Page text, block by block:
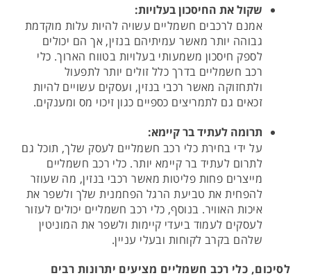
שקולאת החיסכוןבעלויות:
אמנם לרכבים חשמליים עשויה להיות עלות מוקדמת
גבוהה יותר מאשר עמיתיהם בנזין, אך הם יכולים
לספק חיסכון משמעותי בעלויות בטווח הארוך. כלי
רכב חשמליים בדרך כלל זולים יותר לתפעול
ולתחזוקה מאשר רכבי בנזין, ועסקים עשויים להיות
זכאים גם לתמריצים כספיים כגון זיכוי מס ומענקים.
תרומה לעתידברקיימא:
על ידי בחירת כלי רכב חשמליים לעסק שלך, תוכל גם
לתרום לעתיד בר קיימא יותר. כלי רכב חשמליים
מייצרים פחות פליטות מאשר רכבי בנזין, מה שעוזר
להפחית את טביעת הרגל הפחמנית שלך ולשפר את
איכות האוויר. בנוסף, כלי רכב חשמליים יכולים לעזור
לעסקים לעמוד ביעדי קיימות ולשפר את המוניטין
שלהם בקרב לקוחות ובעלי עניין.
לסיכום, כלי רכב חשמליים מציעים יתרונות רבים